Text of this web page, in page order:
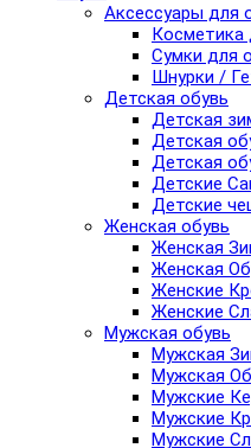
Аксессуары для
Косметика
Сумки для
Шнурки /
Детская обувь
Детская
Детская
Детская
Детские
Детские
Женская обувь
Женская
Женская
Женские
Женские
Мужская обувь
Мужская
Мужская
Мужские
Мужские
Мужские